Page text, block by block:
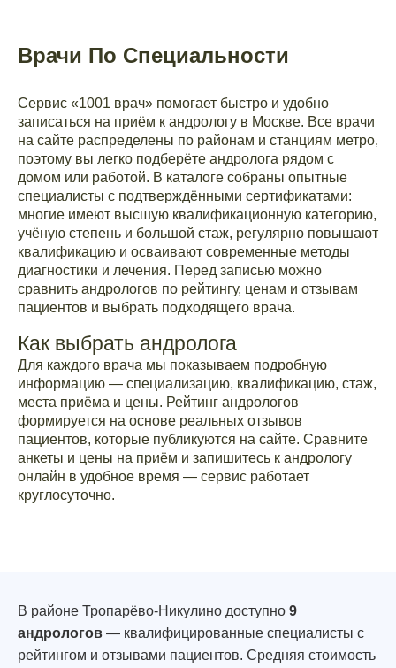
Врачи По Специальности
Сервис «1001 врач» помогает быстро и удобно
записаться на приём к андрологу в Москве. Все врачи
на сайте распределены по районам и станциям метро,
поэтому вы легко подберёте андролога рядом с
домом или работой. В каталоге собраны опытные
специалисты с подтверждёнными сертификатами:
многие имеют высшую квалификационную категорию,
учёную степень и большой стаж, регулярно повышают
квалификацию и осваивают современные методы
диагностики и лечения. Перед записью можно
сравнить андрологов по рейтингу, ценам и отзывам
пациентов и выбрать подходящего врача.
Как выбрать андролога
Для каждого врача мы показываем подробную
информацию — специализацию, квалификацию, стаж,
места приёма и цены. Рейтинг андрологов
формируется на основе реальных отзывов
пациентов, которые публикуются на сайте. Сравните
анкеты и цены на приём и запишитесь к андрологу
онлайн в удобное время — сервис работает
круглосуточно.
В районе Тропарёво-Никулино доступно 9
андрологов — квалифицированные специалисты с
рейтингом и отзывами пациентов. Средняя стоимость